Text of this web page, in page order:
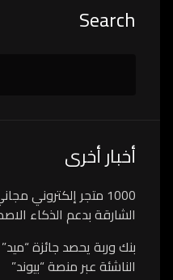
Search
أخبار أخرى
1000 متجر إلكتروني
الشارقة بدعم الذكاء
بنك وربة يحصد جائزة
الناشئة عبر منصة “بيوند”